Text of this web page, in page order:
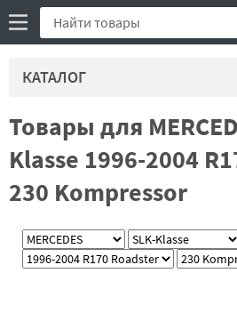
КАТАЛОГ
Товары для
Klasse 1996-2004
230 Kompressor